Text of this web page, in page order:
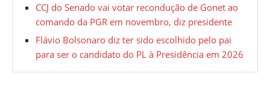
CCJ do Senado vai votar recondução de Gonet ao
comando da PGR em novembro, diz presidente
Flávio Bolsonaro diz ter sido escolhido pelo pai
para ser o candidato do PL à Presidência em 2026